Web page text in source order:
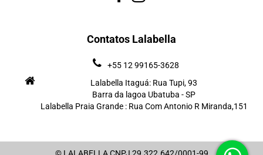
Contatos Lalabella
+55 12 99165-3628
Lalabella Itaguá: Rua Tupi, 93
Barra da lagoa Ubatuba - SP
Lalabella Praia Grande : Rua Com Antonio R Miranda,151
© LALABELLA CNPJ 29.322.642/0001-99